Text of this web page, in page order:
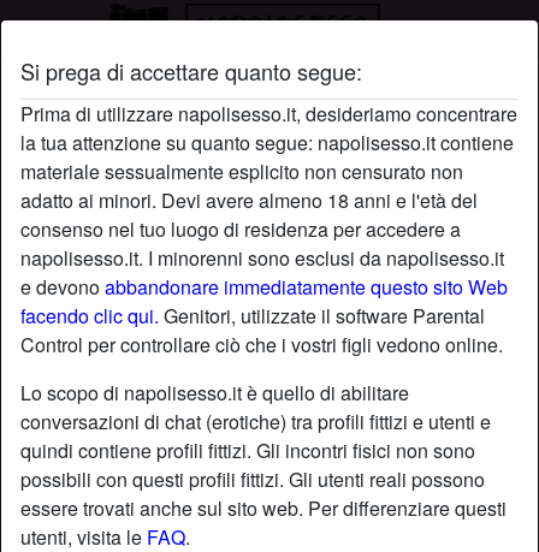
Si prega di accettare quanto segue:
Prima di utilizzare napolisesso.it, desideriamo concentrare
la tua attenzione su quanto segue: napolisesso.it contiene
materiale sessualmente esplicito non censurato non
adatto ai minori. Devi avere almeno 18 anni e l'età del
consenso nel tuo luogo di residenza per accedere a
napolisesso.it. I minorenni sono esclusi da napolisesso.it
e devonoabbandonare immediatamente questo sito Web
facendo clic qui. Genitori, utilizzate il software Parental
Control per controllare ciò che i vostri figli vedono online.
Lo scopo di napolisesso.it è quello di abilitare
conversazioni di chat (erotiche) tra profili fittizi e utenti e
quindi contiene profili fittizi. Gli incontri fisici non sono
possibili con questi profili fittizi. Gli utenti reali possono
essere trovati anche sul sito web. Per differenziare questi
utenti, visita le FAQ.
Profilo di AmaXxx
starAggiungi chatChatta adesso